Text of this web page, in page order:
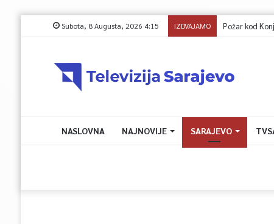
Subota, 8 Augusta, 2026 4:15 IZDVAJAMO
NASLOVNA NAJNOVIJE SARAJEVO